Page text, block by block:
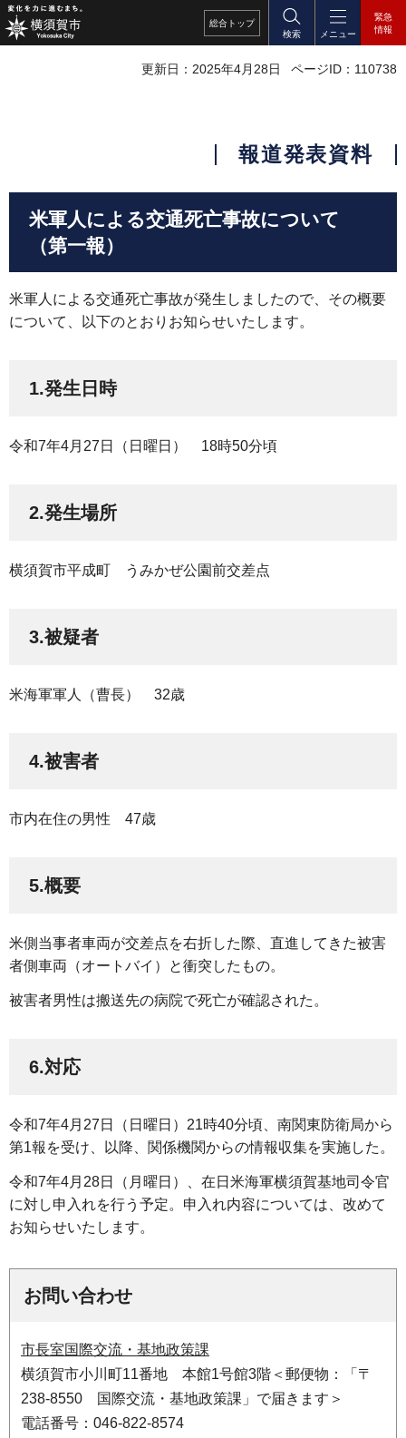
総合 トップ
検索
メニュー
緊急
情報
更新日：2025年4月28日 ページID：110738
報道発表資料
米軍人による交通死亡事故について
（第一報）
米軍人による交通死亡事故が発生しましたので、その概要
について、以下のとおりお知らせいたします。
1.発生日時
令和7年4月27日（日曜日） 18時50分頃
2.発生場所
横須賀市平成町 う みかぜ公園前交差点
3.被疑者
米海軍軍人（曹長） 32歳
4.被害者
市内在住の男性 47歳
5.概要
米側当事者車両が交差点を右折した際、直進してきた被害
者側車両（オートバイ）と衝突したもの。
被害者男性は搬送先の病院で死亡が確認された。
6.対応
令和7年4月27日（日曜日）21時40分頃、南関東防衛局から
第1報を受け、以降、関係機関からの情報収集を実施した。
令和7年4月28日（月曜日）、在日米海軍横須賀基地司令官
に対し申入れを行う予定。申入れ内容については、改めて
お知らせいたします。
お問い合わせ
市長室国際交流・基地政策課
横須賀市小川町11番地 本館1号館3階＜郵便物：「〒
238-8550 国際交流・基地政策課」で届きます＞
電話番号：046-822-8574